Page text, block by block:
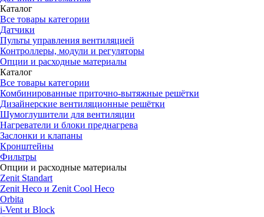
Каталог
Все товары категории
Датчики
Пульты управления вентиляцией
Контроллеры, модули и регуляторы
Опции и расходные материалы
Каталог
Все товары категории
Комбинированные приточно-вытяжные решётки
Дизайнерские вентиляционные решётки
Шумоглушители для вентиляции
Нагреватели и блоки преднагрева
Заслонки и клапаны
Кронштейны
Фильтры
Опции и расходные материалы
Zenit Standart
Zenit Heco и Zenit Cool Heco
Orbita
i-Vent и Block